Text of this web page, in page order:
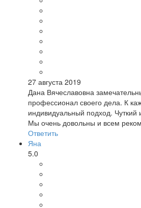
27 августа 2019
Дана Вячеславовна
профессионал своего дела. К
индивидуальный подход. Чуткий
Мы очень довольны и всем
Ответить
Яна
5.0